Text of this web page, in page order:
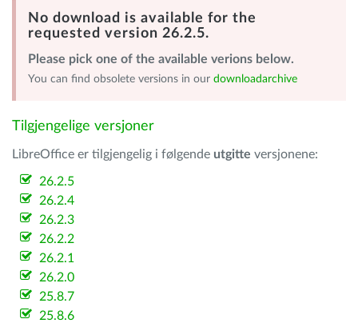
No download is available for the
requested version 26.2.5.
Please pick one of the available verions below.
You can find obsolete versions in our downloadarchive
Tilgjengelige versjoner
LibreOffice er tilgjengelig i følgende utgitte versjonene:
26.2.5
26.2.4
26.2.3
26.2.2
26.2.1
26.2.0
25.8.7
25.8.6